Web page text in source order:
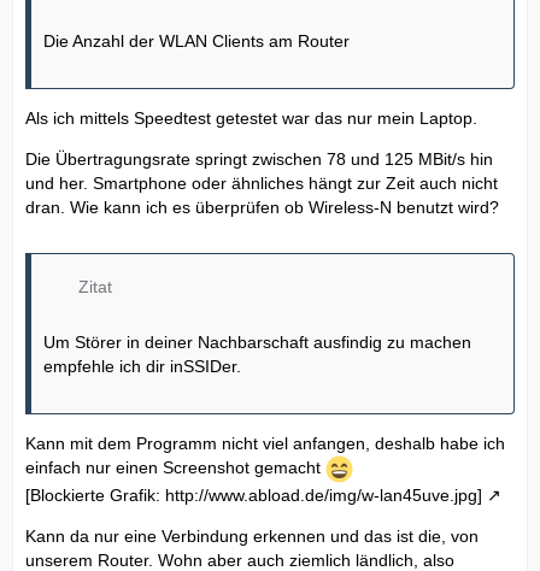
Die Anzahl der WLAN Clients am Router
Als ich mittels Speedtest getestet war das nur mein Laptop.
Die Übertragungsrate springt zwischen 78 und 125 MBit/s hin
und her. Smartphone oder ähnliches hängt zur Zeit auch nicht
dran. Wie kann ich es überprüfen ob Wireless-N benutzt wird?
Zitat
Um Störer in deiner Nachbarschaft ausfindig zu machen
empfehle ich dir inSSIDer.
Kann mit dem Programm nicht viel anfangen, deshalb habe ich
einfach nur einen Screenshot gemacht
[Blockierte Grafik: http://www.abload.de/img/w-lan45uve.jpg]
Kann da nur eine Verbindung erkennen und das ist die, von
unserem Router. Wohn aber auch ziemlich ländlich, also